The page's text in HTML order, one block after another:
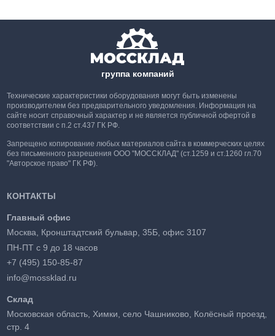
группа компаний
Технические характеристики оборудования могут быть изменены
производителем без предварительного уведомления. Информация на
сайте носит справочный характер и не является публичной офертой в
соответствии с п.2 ст.437 ГК РФ.
Запрещено копирование любых материалов сайта в коммерческих целях
без письменного разрешения ООО "МОССКЛАД" (ст.1259 и ст.1260 гл.70
"Авторское право" ГК РФ).
КОНТАКТЫ
Главный офис
Москва, Кронштадтский бульвар, 35Б, офис 3107
ПН-ПТ с 9 до 18 часов
+7 (495) 150-85-87
info@mossklad.ru
Склад
Московская область, Химки, село Чашниково, Колёсный проезд,
стр. 4